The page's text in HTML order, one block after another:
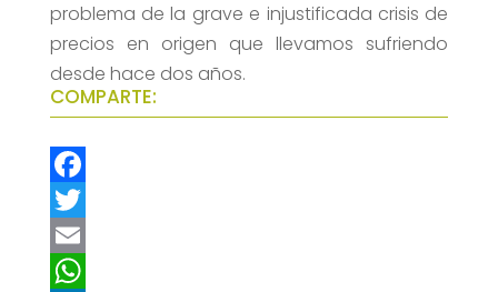
problema de la grave e injustificada crisis de
precios en origen que llevamos sufriendo
desde hace dos años.
COMPARTE:
F
a
c
T
w
E